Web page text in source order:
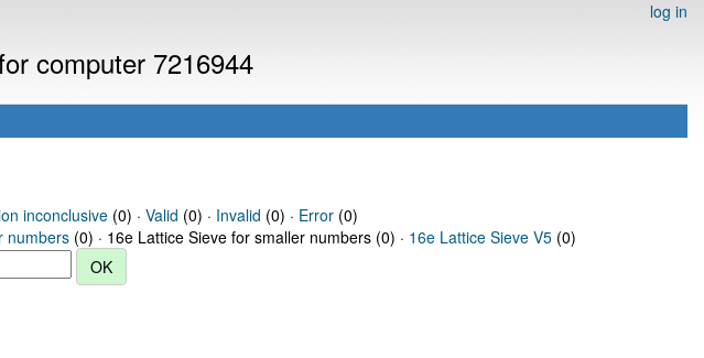
log in
computer 7216944
inconclusive(0) · Valid (0) · Invalid (0) · Error(0)
numbers (0) · 16e Lattice Sieve for smaller numbers (0) · 16e Lattice Sieve V5 (0)